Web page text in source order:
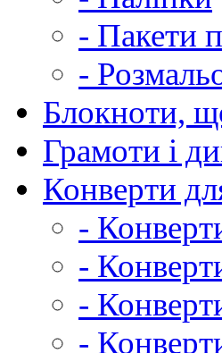
- Пакети
-
Блокноти,
Грамоти і
Конверти
-
-
-
-